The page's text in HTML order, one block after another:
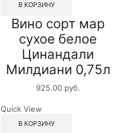
В КОРЗИНУ
Вино сорт мар
сухое белое
Цинандали
Милдиани 0,75л
925.00 руб.
Quick View
В КОРЗИНУ